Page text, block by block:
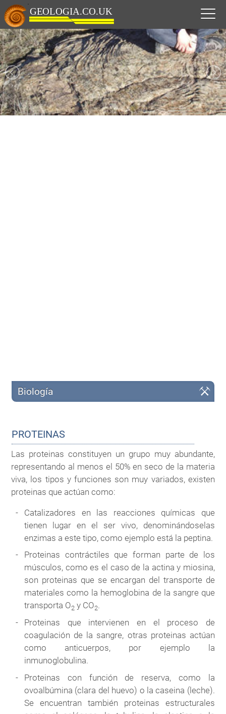
Biología
PROTEINAS
Las proteinas constituyen un grupo muy abundante,
representando al menos el 50% en seco de la materia
viva, los tipos y funciones son muy variados, existen
proteinas que actúan como:
Catalizadores en las reacciones químicas que
tienen lugar en el ser vivo, denominándoselas
enzimas a este tipo, como ejemplo está la peptina.
Proteinas contráctiles que forman parte de los
músculos, como es el caso de la actina y miosina,
son proteinas que se encargan del transporte de
materiales como la hemoglobina de la sangre que
transporta O2 y CO2.
Proteinas que intervienen en el proceso de
coagulación de la sangre, otras proteinas actúan
como anticuerpos, por ejemplo la
inmunoglobulina.
Proteinas con función de reserva, como la
ovoalbúmina (clara del huevo) o la caseina (leche).
Se encuentran también proteinas estructurales